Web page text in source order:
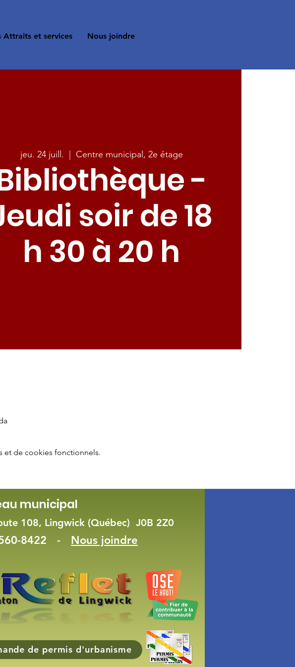
Attraits et services Nous joindre
jeu. 24 juill. Centre municipal, 2e étage
-
soir de 18
h 30 à 20 h
et de cookies fonctionnels.
municipal
108, Lingwick (Québec) J0B 2Z0
8422 - Nous joindre
de permis d'urbanisme